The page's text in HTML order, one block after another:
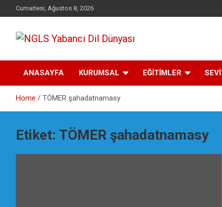
to
Cumartesi, Ağustos 8, 2026
NGLS Yabancı Dil
Dünyası
ANASAYFA KURUMSAL EĞİTİMLER
Home TÖMER şahadatnamasy
Etiket: TÖMER şahadatnamasy